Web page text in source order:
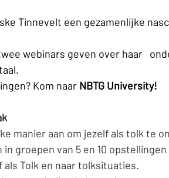
Tinnevelt een gezamenlijke
webinars geven over haar
Kom naar NBTG University!
manier aan om jezelf als tolk te
groepen van 5 en 10
Tolk en naar tolksituaties.